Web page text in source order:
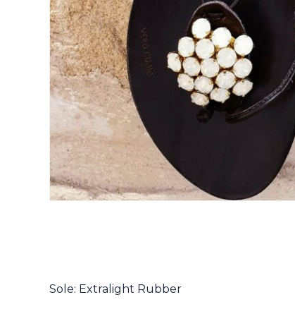
Sole: Extralight Rubber